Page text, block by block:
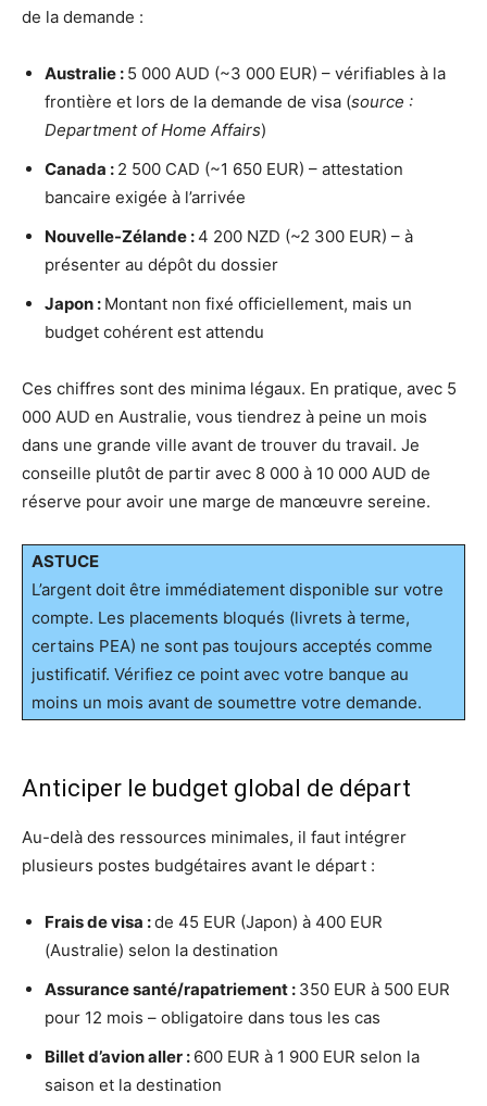
de la demande :
Australie : 5 000 AUD (~3 000 EUR) – vérifiables à la
frontière et lors de la demande de visa (source :
Department of Home Affairs)
Canada : 2 500 CAD (~1 650 EUR) – attestation
bancaire exigée à l’arrivée
Nouvelle-Zélande :4 200 NZD (~2 300 EUR) – à
présenter au dépôt du dossier
Japon : Montant non fixé officiellement, mais un
budget cohérent est attendu
Ces chiffres sont des minima légaux. En pratique, avec 5
000 AUD en Australie, vous tiendrez à peine un mois
dans une grande ville avant de trouver du travail. Je
conseille plutôt de partir avec 8 000 à 10 000 AUD de
réserve pour avoir une marge de manœuvre sereine.
ASTUCE
L’argent doit être immédiatement disponible sur votre
compte. Les placements bloqués (livrets à terme,
certains PEA) ne sont pas toujours acceptés comme
justificatif. Vérifiez ce point avec votre banque au
moins un mois avant de soumettre votre demande.
Anticiper le budget global de départ
Au-delà des ressources minimales, il faut intégrer
plusieurs postes budgétaires avant le départ :
Frais de visa :de 45 EUR (Japon) à 400 EUR
(Australie) selon la destination
Assurance santé/rapatriement : 350 EUR à 500 EUR
pour 12 mois – obligatoire dans tous les cas
Billet d’avion aller : 600 EUR à 1 900 EUR selon la
saison et la destination